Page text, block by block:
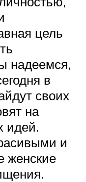
цель
надеемся,
в
своих
на
идей.
и
женские